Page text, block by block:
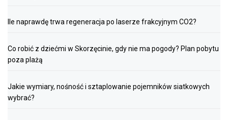
Ile naprawdę trwa regeneracja po laserze frakcyjnym CO2?
Co robić z dziećmi w Skorzęcinie, gdy nie ma pogody? Plan pobytu
poza plażą
Jakie wymiary, nośność i sztaplowanie pojemników siatkowych
wybrać?